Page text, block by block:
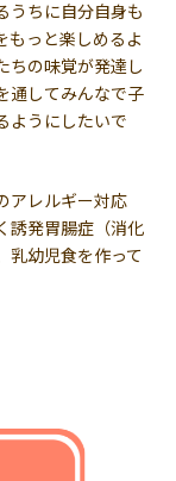
うちに自分自身も
もっと楽しめるよ
ちの味覚が発達し
通してみんなで子
ようにしたいで
アレルギー対応
誘発胃腸症（消化
乳幼児食を作って